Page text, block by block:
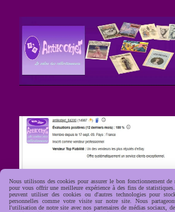
Nous utilisons des cookies pour assurer le bon fonctionnement
pour vous offrir une meilleure expérience à des fins de
peuvent utiliser des cookies ou d'autres technologies pour
personnelles comme votre visite sur notre site. Nous
l'utilisation de notre site avec nos partenaires de médias sociaux,